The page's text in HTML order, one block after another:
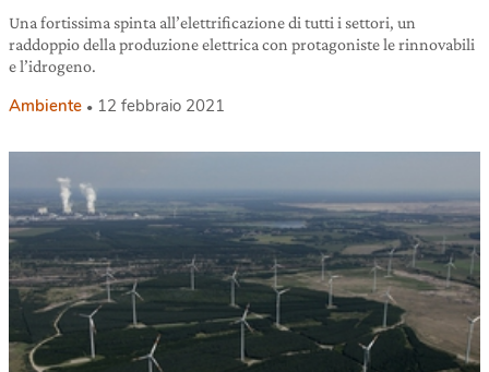
Una fortissima spinta all’elettrificazione di tutti i settori, un
raddoppio della produzione elettrica con protagoniste le rinnovabili
e l’idrogeno.
Ambiente 12 febbraio 2021